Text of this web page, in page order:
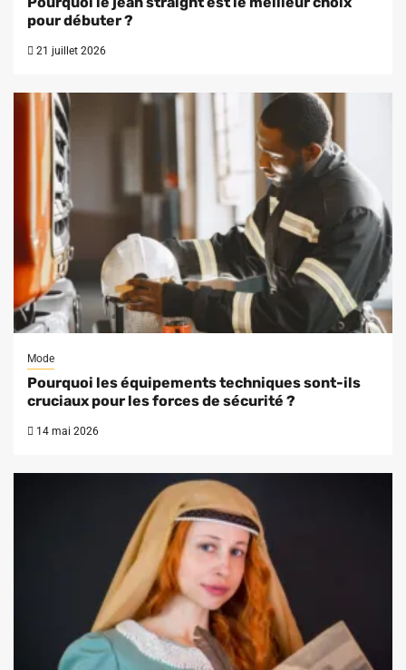
pour débuter ?
21 juillet 2026
Mode
Pourquoi les équipements techniques sont-ils
cruciaux pour les forces de sécurité ?
14 mai 2026